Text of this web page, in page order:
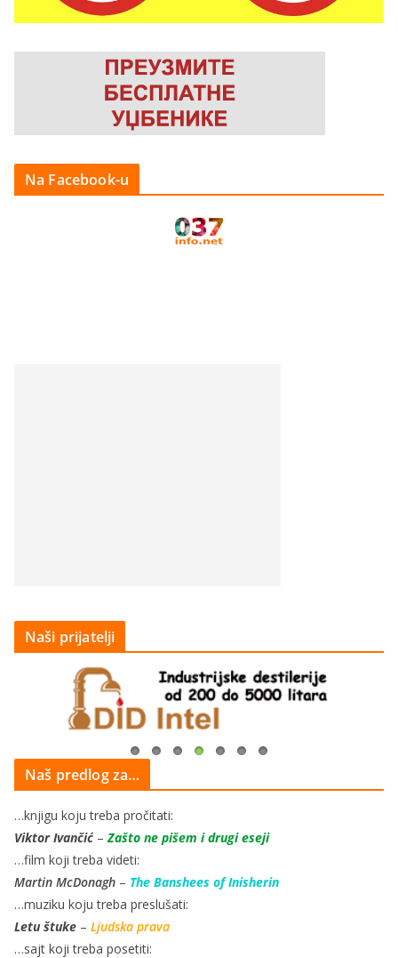
Na Facebook-u
Naši prijatelji
Naš predlog za…
…knjigu koju treba pročitati:
Viktor Ivančić– Zašto ne pišem i drugi eseji
…film koji treba videti:
Martin McDonagh – The Banshees of Inisherin
…muziku koju treba preslušati:
Letu štuke – Ljudska prava
…sajt koji treba posetiti: